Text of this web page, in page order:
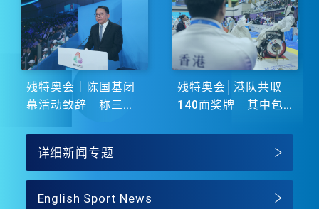
残特奥会｜陈国基闭
幕活动致辞 称三地
残特奥会│港队共取
140面奖牌 其中包
详细新闻专题
English Sport News